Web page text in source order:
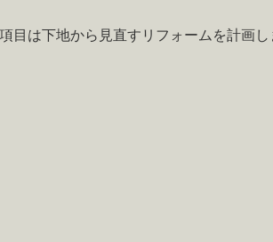
は下地から見直すリフォームを計画し